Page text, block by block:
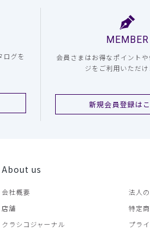
ログを
MEMBER
会員さまはお得なポイント
ジをご利用いただけ
新規会員登録は
About us
会社概要
店舗
クラシコジャーナル
法人
特定
プラ